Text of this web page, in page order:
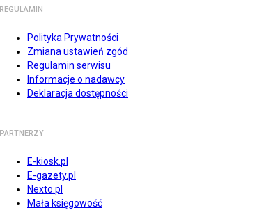
REGULAMIN
Polityka Prywatności
Zmiana ustawień zgód
Regulamin serwisu
Informacje o nadawcy
Deklaracja dostępności
PARTNERZY
E-kiosk.pl
E-gazety.pl
Nexto.pl
Mała księgowość